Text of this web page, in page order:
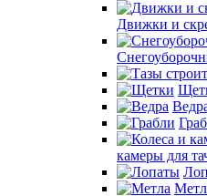
Движки и
камеры для